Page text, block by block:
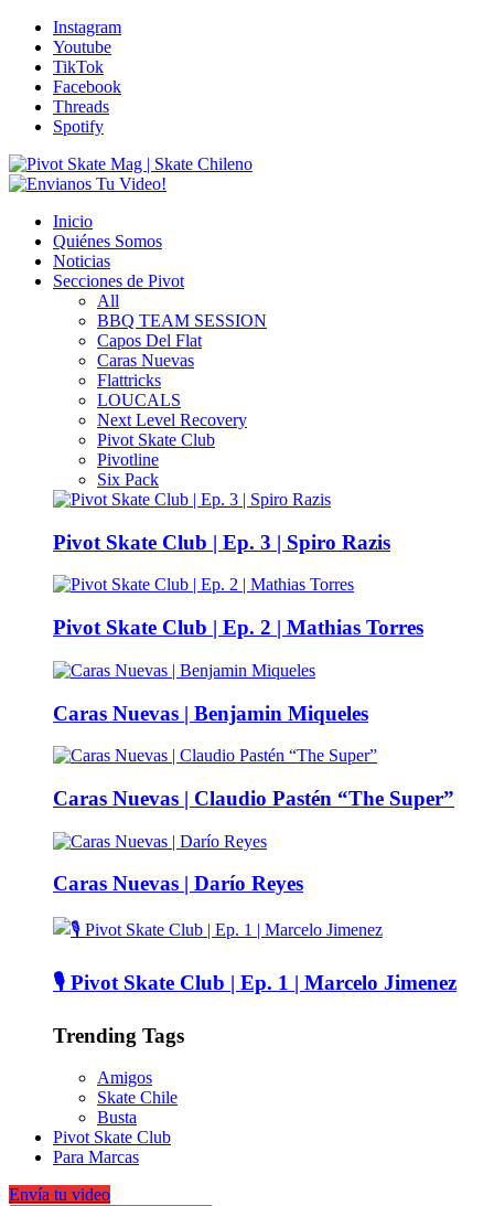
Instagram
Youtube
TikTok
Facebook
Threads
Spotify
Inicio
Quiénes Somos
Noticias
Secciones de Pivot
All
BBQ TEAM SESSION
Capos Del Flat
Caras Nuevas
Flattricks
LOUCALS
Next Level Recovery
Pivot Skate Club
Pivotline
Six Pack
Pivot Skate Club | Ep. 3 | Spiro Razis
Pivot Skate Club | Ep. 2 | Mathias Torres
Caras Nuevas | Benjamin Miqueles
Caras Nuevas | Claudio Pastén “The Super”
Caras Nuevas | Darío Reyes
🎙️ Pivot Skate Club | Ep. 1 | Marcelo Jimenez
Trending Tags
Amigos
Skate Chile
Busta
Pivot Skate Club
Para Marcas
Envía tu video